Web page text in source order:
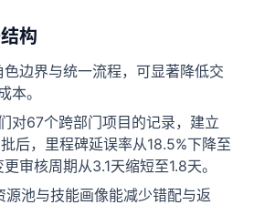
构
色边界与统一流程，可显著降低交
本。
对67个跨部门项目的记录，建立
后，里程碑延误率从18.5%下降至
审核周期从3.1天缩短至1.8天。
源池与技能画像能减少错配与返